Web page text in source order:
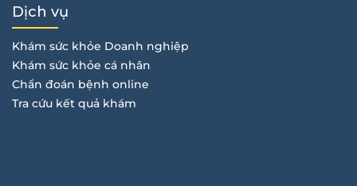
Dịch vụ
Khám sức khỏe Doanh nghiệp
Khám sức khỏe cá nhân
Chẩn đoán bệnh online
Tra cứu kết quả khám